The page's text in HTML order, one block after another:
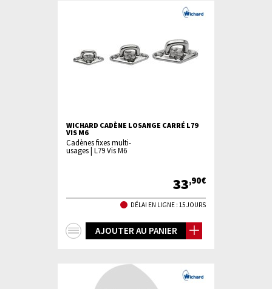
WICHARD CADÈNE LOSANGE CARRÉ L79
VIS M6
Cadènes fixes multi-
usages | L79 Vis M6
33,90€
DÉLAI EN LIGNE : 15 JOURS
AJOUTER AU PANIER